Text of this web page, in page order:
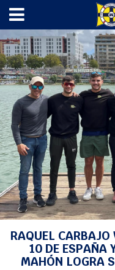
✖
INICIO>NOTICIAS>
TOP-10 DE ESPAÑA Y EL CLUB
CLASIFICACIÓN
RAQUEL
10 DE ESPAÑA
MAHÓN LOGRA